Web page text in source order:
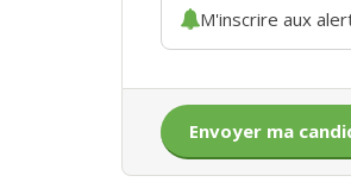
M'inscrire aux
Envoyer ma